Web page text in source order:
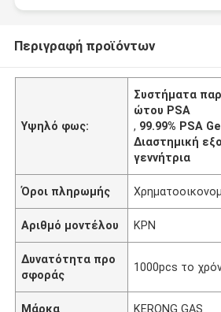
Περιγραφή προϊόντων
Υψηλό φως:
Συστήματα
ώτου PSA
, 99.99% PSA
Διαστημική
γεννήτρια
Όροι πληρωμής
Αριθμό μοντέλου ΚΡΝ
Δυνατότητα προ
σφοράς
1000pcs το
Μάρκα KERONG GAS